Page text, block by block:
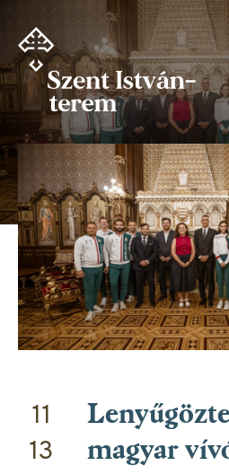
tartalomra
11
13
magyar